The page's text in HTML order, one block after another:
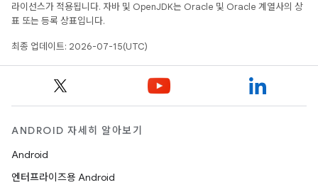
라이선스가 적용됩니다. 자바 및 OpenJDK는 Oracle 및 Oracle 계열사의 상
표 또는 등록 상표입니다.
최종 업데이트: 2026-07-15(UTC)
ANDROID 자세히 알아보기
Android
엔터프라이즈용 Android